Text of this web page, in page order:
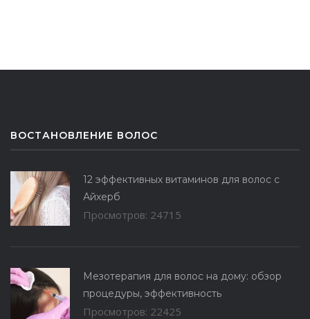
ВОСТАНОВЛЕНИЕ ВОЛОС
12 эффективных витаминов для волос с
Айхерб
Просмотров: 24715
Мезотерапия для волос на дому: обзор
процедуры, эффективность
Просмотров: 22425